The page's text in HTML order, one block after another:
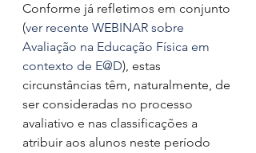
Conforme já refletimos em conjunto
(ver recente WEBINAR sobre
Avaliação na Educação Física em
contexto de E@D), estas
circunstâncias têm, naturalmente, de
ser consideradas no processo
avaliativo e nas classificações a
atribuir aos alunos neste período